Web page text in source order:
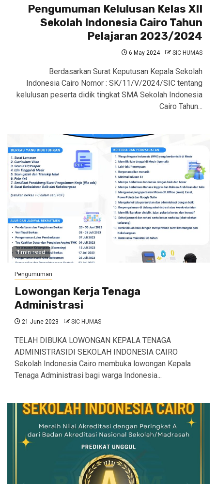
Pengumuman Kelulusan Kelas XII
Sekolah Indonesia Cairo Tahun
Pelajaran 2023/2024
6 May 2024 SIC HUMAS
Berdasarkan Surat Keputusan Kepala Sekolah
Indonesia Cairo Nomor : SK/11/V/2024/SIC tentang
kelulusan peserta didik tingkat SMA Sekolah Indonesia
Cairo Tahun...
1 min read
Pengumuman
Lowongan Kerja Tenaga
Administrasi
21 June 2023 SIC HUMAS
TELAH DIBUKA LOWONGAN KEPALA TENAGA
ADMINISTRASIDI SEKOLAH INDONESIA CAIRO
Sekolah Indonesia Cairo membuka lowongan Kepala
Tenaga Administrasi bagi warga Indonesia...